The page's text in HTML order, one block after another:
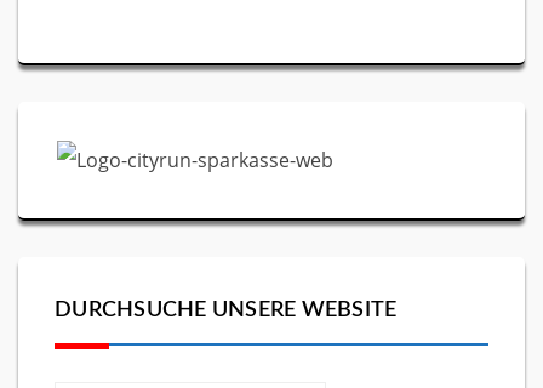
DURCHSUCHE UNSERE WEBSITE